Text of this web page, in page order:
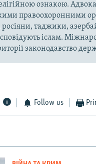
ознакою.
правоохоронними
росіяни, таджики,
іслам.
законодавство
Follow us